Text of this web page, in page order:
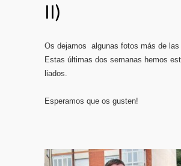
II)
Os dejamos algunas fotos más de las
Estas últimas dos semanas hemos
liados.
Esperamos que os gusten!